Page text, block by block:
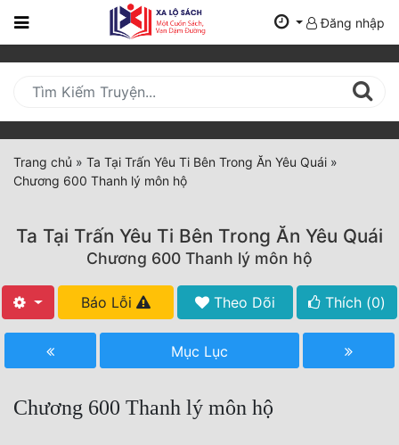
Trang
Mới
Cập
Nhật
(current)
Thể Loại
Tất Cả
Hoàn Thành
Đăng nhập
Trang chủ » Ta Tại Trấn Yêu Ti Bên Trong Ăn Yêu Quái »
Chương 600 Thanh lý môn hộ
Ta Tại Trấn Yêu Ti Bên Trong Ăn Yêu Quái
Chương 600 Thanh lý môn hộ
Báo Lỗi Theo Dõi Thích (0)
Mục Lục
Chương 600 Thanh lý môn hộ